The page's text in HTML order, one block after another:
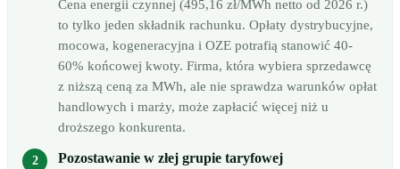
Cena energii czynnej (495,16 zł/MWh netto od 2026 r.)
to tylko jeden składnik rachunku. Opłaty dystrybucyjne,
mocowa, kogeneracyjna i OZE potrafią stanowić 40-
60% końcowej kwoty. Firma, która wybiera sprzedawcę
z niższą ceną za MWh, ale nie sprawdza warunków opłat
handlowych i marży, może zapłacić więcej niż u
droższego konkurenta.
Pozostawanie w złej grupie taryfowej